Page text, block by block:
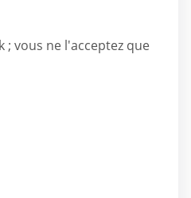
vous ne l'acceptez que